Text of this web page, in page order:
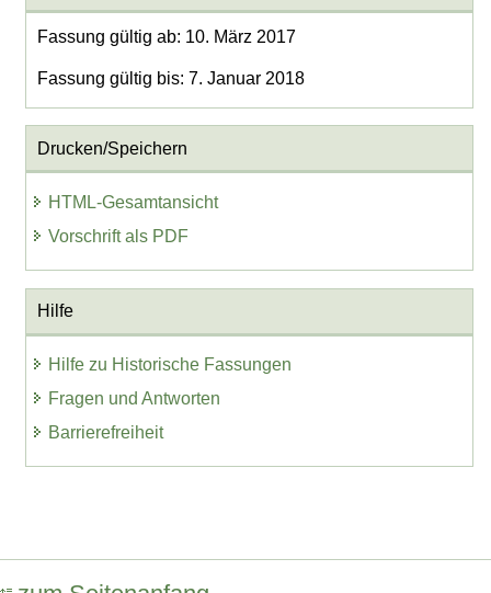
Fassung gültig ab: 10. März 2017
Fassung gültig bis: 7. Januar 2018
Drucken/Speichern
HTML-Gesamtansicht
Vorschrift als PDF
Hilfe
Hilfe zu Historische Fassungen
Fragen und Antworten
Barrierefreiheit